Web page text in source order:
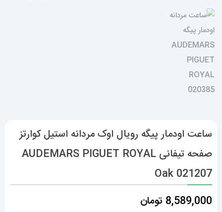
ساعت اودمار پیگه رویال اوک مردانه استیل کوارتز
صفحه تیفانی AUDEMARS PIGUET ROYAL
Oak 021207
8,589,000 تومان